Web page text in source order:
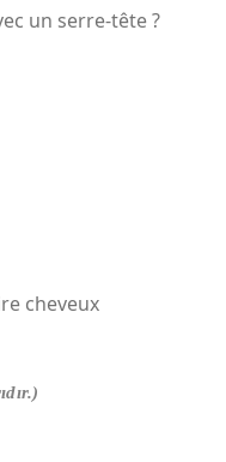
un serre-tête ?
cheveux